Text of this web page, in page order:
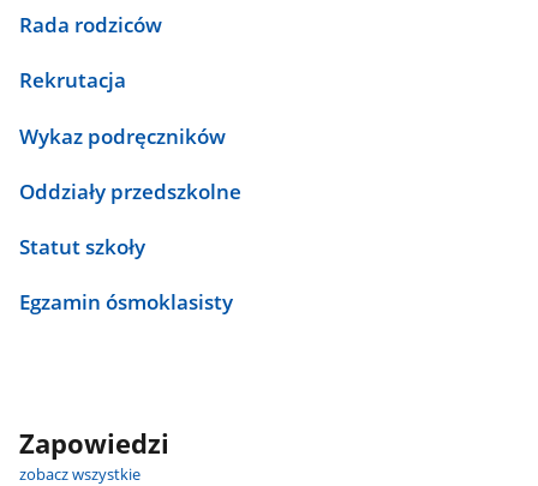
Rada rodziców
Rekrutacja
Wykaz podręczników
Oddziały przedszkolne
Statut szkoły
Egzamin ósmoklasisty
Zapowiedzi
zobacz wszystkie